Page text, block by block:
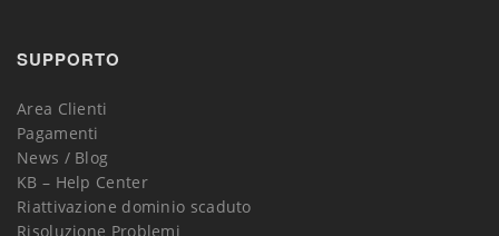
SUPPORTO
Area Clienti
Pagamenti
News / Blog
KB – Help Center
Riattivazione dominio scaduto
Risoluzione Problemi